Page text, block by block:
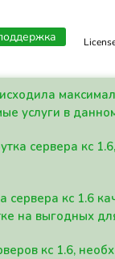
услуги в
сервера кс
кс 1.6
на выгодных
кс 1.6,